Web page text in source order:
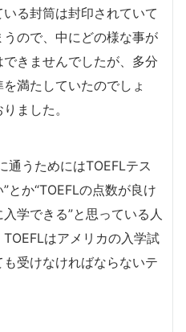
る封筒は封印されていて
ので、中にどの様な事が
きませんでしたが、多分
満たしていたのでしょ
ました。
通うためにはTOEFLテス
とか“TOEFLの点数が良け
学できる”と思っている人
はアメリカの入学試
受けなければならないテ